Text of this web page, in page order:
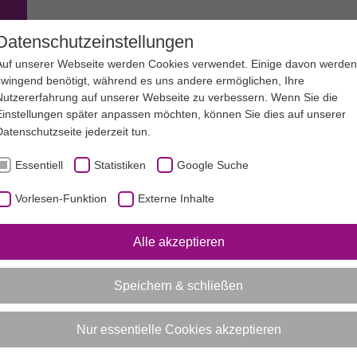
SERVICE SPORTJUGEND NRW
JUGENDARBEIT IM SPORT"
Infotag: "Internationale
19.03.2025|Allgemein (Sportjugend)
unserer Webseite werden Cookies verwendet. Einige davon werden
benötigt, während es uns andere ermöglichen, Ihre
auf unserer Webseite zu verbessern. Wenn Sie die
später anpassen möchten, können Sie dies auf unserer
jederzeit tun.
Essentiell Statistiken Google Suche
Vorlesen-Funktion Externe Inhalte
Alle akzeptieren
Speichern & schließen
Nur essentielle Cookies akzeptieren